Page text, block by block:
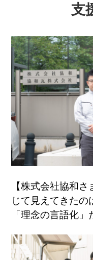
支
【株式会社協和
じて見えてきたの
「理念の言語化」